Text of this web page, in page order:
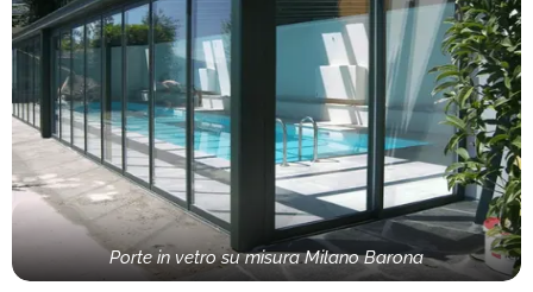
Porte in vetro su misura Milano Barona